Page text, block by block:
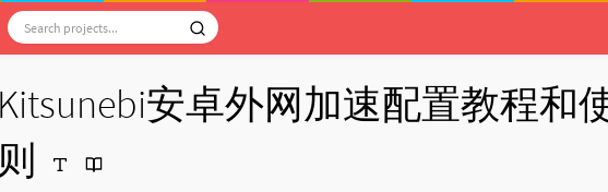
Kitsunebi安卓外网加速配置教程和
则